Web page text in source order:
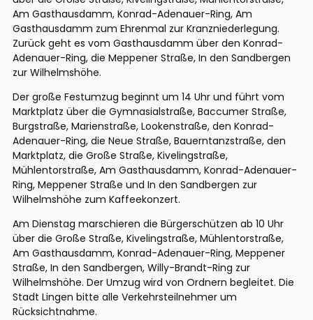
Am Gasthausdamm, Konrad-Adenauer-Ring, Am
Gasthausdamm zum Ehrenmal zur Kranzniederlegung.
Zurück geht es vom Gasthausdamm über den Konrad-
Adenauer-Ring, die Meppener Straße, In den Sandbergen
zur Wilhelmshöhe.
Der große Festumzug beginnt um 14 Uhr und führt vom
Marktplatz über die Gymnasialstraße, Baccumer Straße,
Burgstraße, Marienstraße, Lookenstraße, den Konrad-
Adenauer-Ring, die Neue Straße, Bauerntanzstraße, den
Marktplatz, die Große Straße, Kivelingstraße,
Mühlentorstraße, Am Gasthausdamm, Konrad-Adenauer-
Ring, Meppener Straße und In den Sandbergen zur
Wilhelmshöhe zum Kaffeekonzert.
Am Dienstag marschieren die Bürgerschützen ab 10 Uhr
über die Große Straße, Kivelingstraße, Mühlentorstraße,
Am Gasthausdamm, Konrad-Adenauer-Ring, Meppener
Straße, In den Sandbergen, Willy-Brandt-Ring zur
Wilhelmshöhe. Der Umzug wird von Ordnern begleitet. Die
Stadt Lingen bitte alle Verkehrsteilnehmer um
Rücksichtnahme.